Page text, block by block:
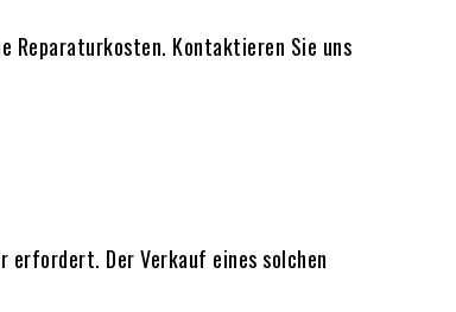
erfordert. Der Verkauf eines solchen